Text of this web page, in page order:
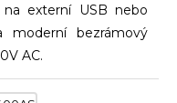
na externí USB nebo
moderní bezrámový
AC.